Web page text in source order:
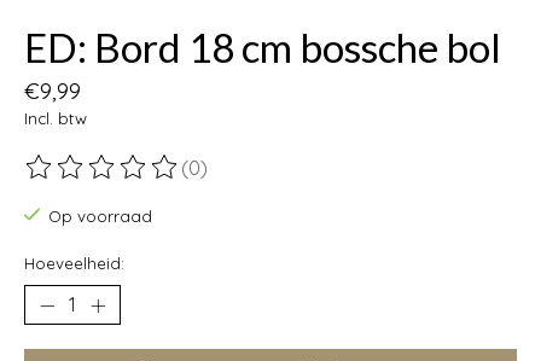
ED: Bord 18 cm bossche bol
€9,99
Incl. btw
De beoordeling van dit product is
(0)
Op voorraad
Hoeveelheid: